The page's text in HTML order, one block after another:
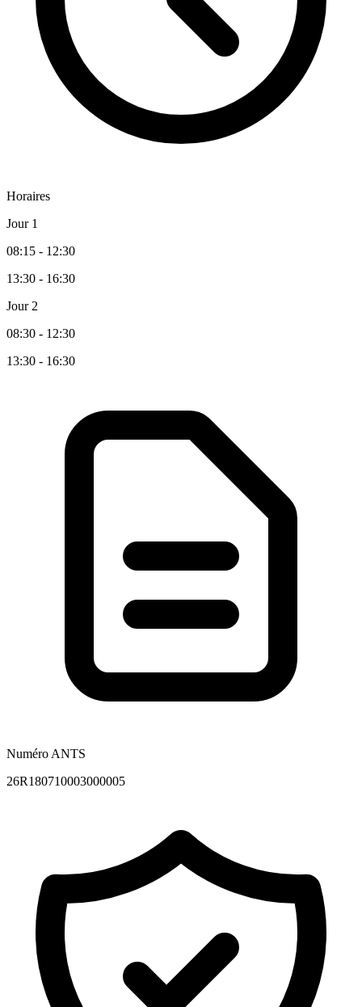
Horaires
Jour 1
08:15 - 12:30
13:30 - 16:30
Jour 2
08:30 - 12:30
13:30 - 16:30
Numéro ANTS
26R180710003000005